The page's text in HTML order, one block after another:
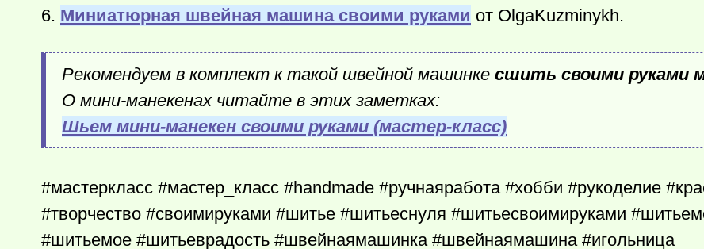
6. Миниатюрная швейная машина своими руками от OlgaKuzminykh.
Рекомендуем в комплект к такой швейной машинке сшить своими руками
О мини-манекенах читайте в этих заметках:
Шьем мини-манекен своими руками (мастер-класс)
#мастеркласс #мастер_класс #handmade #ручнаяработа #хобби #рукоделие
#творчество #своимируками #шитье #шитьеснуля #шитьесвоимируками
#шитьемое #шитьеврадость #швейнаямашинка #швейнаямашина #игольница